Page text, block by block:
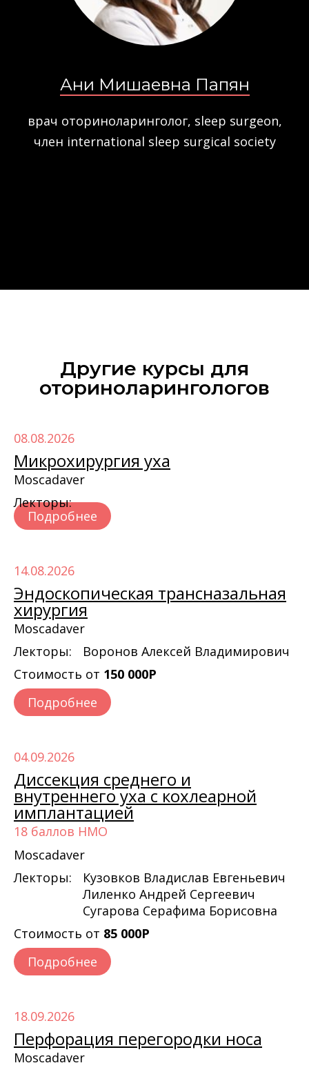
Ани Мишаевна Папян
врач оториноларинголог, sleep surgeon,
член international sleep surgical society
Другие курсы для
оториноларингологов‎
08.08.2026
Микрохирургия уха
Moscadaver
Лекторы:
Подробнее
14.08.2026
Эндоскопическая трансназальная
хирургия
Moscadaver
Лекторы:
Воронов Алексей Владимирович
Стоимость от 150 000Р
Подробнее
04.09.2026
Диссекция среднего и
внутреннего уха с кохлеарной
имплантацией
18 баллов НМО
Moscadaver
Лекторы:
Кузовков Владислав Евгеньевич
Лиленко Андрей Сергеевич
Сугарова Серафима Борисовна
Стоимость от 85 000Р
Подробнее
18.09.2026
Перфорация перегородки носа
Moscadaver